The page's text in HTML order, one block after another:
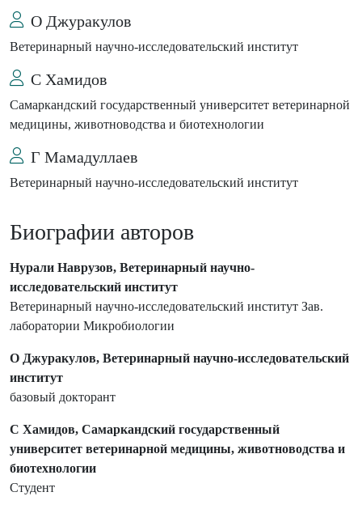
О Джуракулов
Ветеринарный научно-исследовательский институт
С Хамидов
Самаркандский государственный университет ветеринарной
медицины, животноводства и биотехнологии
Г Мамадуллаев
Ветеринарный научно-исследовательский институт
Биографии авторов
Нурали Наврузов, Ветеринарный научно-
исследовательский институт
Ветеринарный научно-исследовательский институт Зав.
лаборатории Микробиологии
О Джуракулов, Ветеринарный научно-исследовательский
институт
базовый докторант
С Хамидов, Самаркандский государственный
университет ветеринарной медицины, животноводства и
биотехнологии
Студент